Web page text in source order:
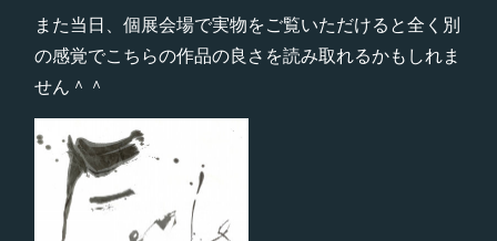
また当日、個展会場で実物をご覧いただけると全く別
の感覚でこちらの作品の良さを読み取れるかもしれま
せん＾＾